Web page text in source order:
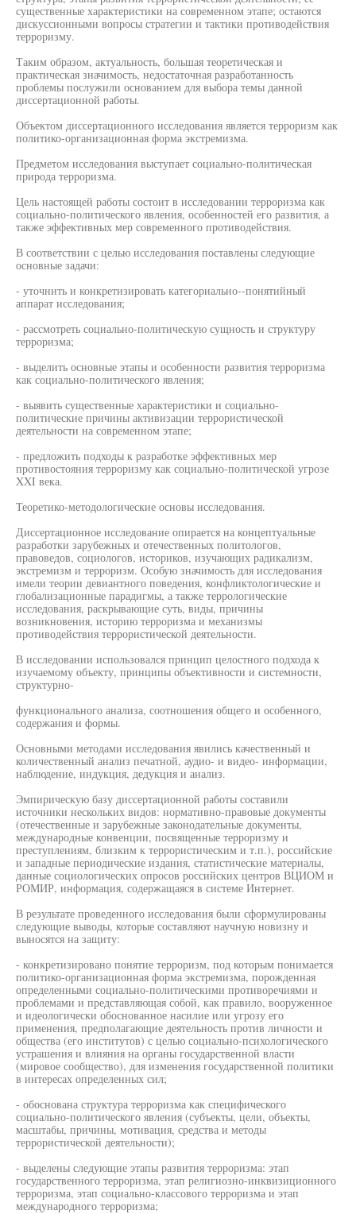
существенные характеристики на современном этапе; остаются
дискуссионными вопросы стратегии и тактики противодействия
терроризму.
Таким образом, актуальность, большая теоретическая и
практическая значимость, недостаточная разработанность
проблемы послужили основанием для выбора темы данной
диссертационной работы.
Объектом диссертационного исследования является терроризм как
политико-организационная форма экстремизма.
Предметом исследования выступает социально-политическая
природа терроризма.
Цель настоящей работы состоит в исследовании терроризма как
социально-политического явления, особенностей его развития, а
также эффективных мер современного противодействия.
В соответствии с целью исследования поставлены следующие
основные задачи:
- уточнить и конкретизировать категориально--понятийный
аппарат исследования;
- рассмотреть социально-политическую сущность и структуру
терроризма;
- выделить основные этапы и особенности развития терроризма
как социально-политического явления;
- выявить существенные характеристики и социально-
политические причины активизации террористической
деятельности на современном этапе;
- предложить подходы к разработке эффективных мер
противостояния терроризму как социально-политической угрозе
XXI века.
Теоретико-методологические основы исследования.
Диссертационное исследование опирается на концептуальные
разработки зарубежных и отечественных политологов,
правоведов, социологов, историков, изучающих радикализм,
экстремизм и терроризм. Особую значимость для исследования
имели теории девиантного поведения, конфликтологические и
глобализационные парадигмы, а также террологические
исследования, раскрывающие суть, виды, причины
возникновения, историю терроризма и механизмы
противодействия террористической деятельности.
В исследовании использовался принцип целостного подхода к
изучаемому объекту, принципы объективности и системности,
структурно-
функционального анализа, соотношения общего и особенного,
содержания и формы.
Основными методами исследования явились качественный и
количественный анализ печатной, аудио- и видео- информации,
наблюдение, индукция, дедукция и анализ.
Эмпирическую базу диссертационной работы составили
источники нескольких видов: нормативно-правовые документы
(отечественные и зарубежные законодательные документы,
международные конвенции, посвященные терроризму и
преступлениям, близким к террористическим и т.п.), российские
и западные периодические издания, статистические материалы,
данные социологических опросов российских центров ВЦИОМ и
РОМИР, информация, содержащаяся в системе Интернет.
В результате проведенного исследования были сформулированы
следующие выводы, которые составляют научную новизну и
выносятся на защиту:
- конкретизировано понятие терроризм, под которым понимается
политико-организационная форма экстремизма, порожденная
определенными социально-политическими противоречиями и
проблемами и представляющая собой, как правило, вооруженное
и идеологически обоснованное насилие или угрозу его
применения, предполагающие деятельность против личности и
общества (его институтов) с целью социально-психологического
устрашения и влияния на органы государственной власти
(мировое сообщество), для изменения государственной политики
в интересах определенных сил;
- обоснована структура терроризма как специфического
социально-политического явления (субъекты, цели, объекты,
масштабы, причины, мотивация, средства и методы
террористической деятельности);
- выделены следующие этапы развития терроризма: этап
государственного терроризма, этап религиозно-инквизиционного
терроризма, этап социально-классового терроризма и этап
международного терроризма;